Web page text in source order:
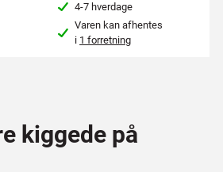
4-7 hverdage
Varen kan afhentes
i 1 forretning
kiggede på